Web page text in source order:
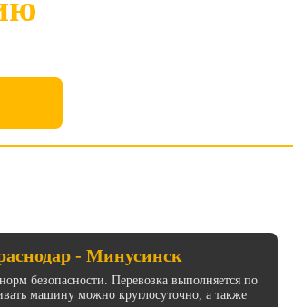
- Минусинск
безопасности. Перевозка выполняется по
машину можно круглосуточно, а также